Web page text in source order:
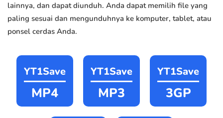
lainnya, dan dapat diunduh. Anda dapat memilih file yang
paling sesuai dan mengunduhnya ke komputer, tablet, atau
ponsel cerdas Anda.
YT1Save
MP4
YT1Save
MP3
YT1Save
3GP